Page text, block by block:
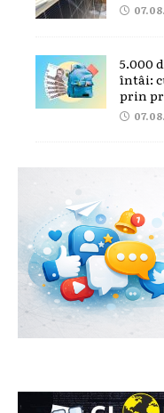
5.000
întâi:
prin